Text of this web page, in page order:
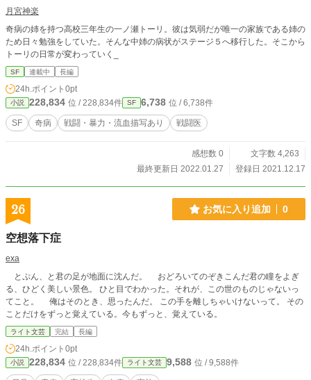
月宮神楽
奇病の姉を持つ高校三年生の一ノ瀬トーリ。彼は気弱だが唯一の家族である姉の
ため日々勉強をしていた。そんな中姉の病状がステージ５へ移行した。そこから
トーリの日常が変わっていく_
SF 連載中 長編
24h.ポイント 0pt
小説 228,834 位 / 228,834件 SF 6,738 位 / 6,738件
SF 奇病 戦闘・暴力・流血描写あり 戦闘医
感想数 0
文字数 4,263
最終更新日 2022.01.27
登録日 2021.12.17
26 お気に入り追加 0
空想落下症
exa
とぷん、と君の足が地面に沈んだ。 おどろいてのぞきこんだ君の瞳をよぎ
る、ひどく美しい景色。 ひと目でわかった。それが、この世のものじゃないっ
てこと。 俺はそのとき、思ったんだ。 この手を離しちゃいけないって。 その
ことだけをずっと覚えている。今もずっと、覚えている。
ライト文芸 完結 長編
24h.ポイント 0pt
小説 228,834 位 / 228,834件 ライト文芸 9,588 位 / 9,588件